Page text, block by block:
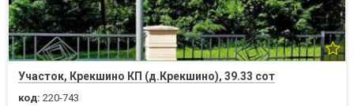
Участок, Крекшино КП (д.Крекшино), 39.33 сот
код: 220-743